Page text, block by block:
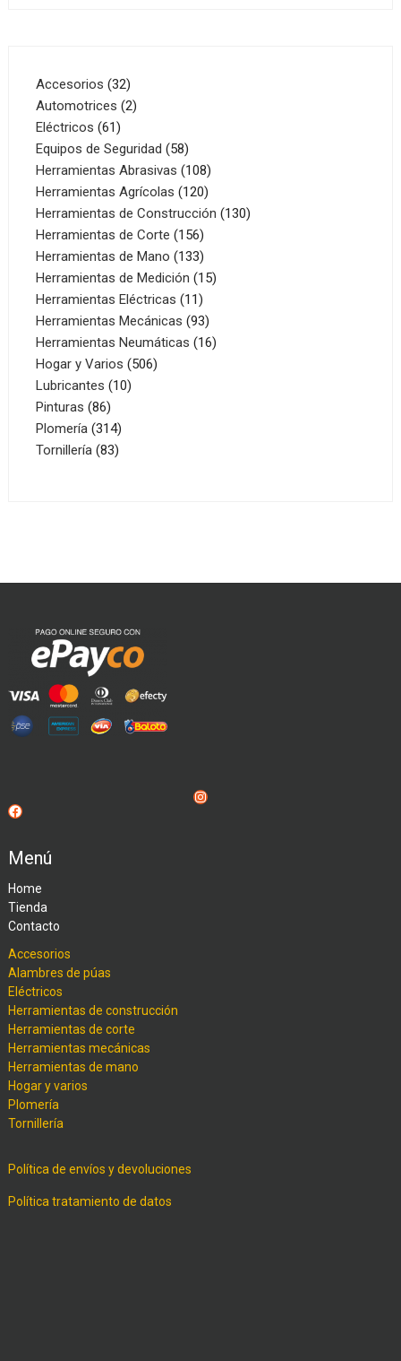
Accesorios 3232
productos
Automotrices 22
Eléctricos 6161
productos
Equipos de Seguridad 5858
productos
Herramientas Abrasivas 108108
productos
Herramientas Agrícolas 120120
productos
Herramientas de Construcción 130130
Herramientas de Corte 156156
productos
Herramientas de Mano 133133
productos
Herramientas de Medición 1515
Herramientas Eléctricas 1111
productos
Herramientas Mecánicas 9393
productos
Herramientas Neumáticas 1616
Hogar y Varios 506506
Lubricantes 1010
Pinturas 8686
productos
Plomería 314314
productos
Tornillería 8383
Instagram
Facebook
Menú
Home
Tienda
Contacto
Accesorios
Alambres de púas
Eléctricos
Herramientas de construcción
Herramientas de corte
Herramientas mecánicas
Herramientas de mano
Hogar y varios
Plomería
Tornillería
Política de envíos y devoluciones
Política tratamiento de datos